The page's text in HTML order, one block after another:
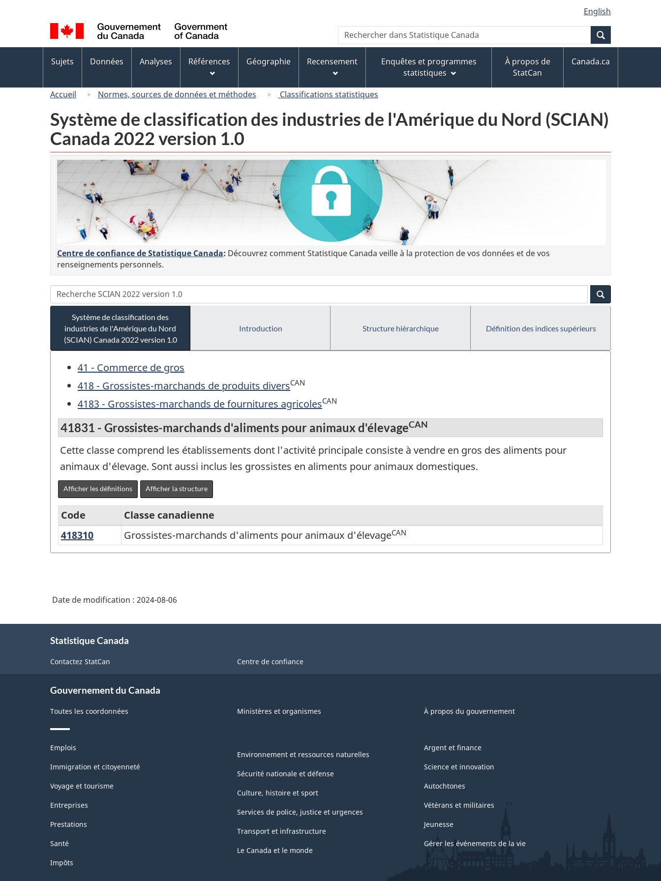
au
contenu
principal
« À
propos
de
ce
version
HTML
simplifiée
de
la
langue
English
Canada
Recherche
Rechercher
dans
Canada
des
Sujets Données Analyses Références Géographie Recensement
Enquêtes et programmes
statistiques
À propos de
StatCan
Canada.ca
Accueil Normes, sources de données et méthodes Classifications statistiques
Système de classification des industries de l'Amérique du Nord (SCIAN)
Canada 2022 version 1.0
Centre de confiance de Statistique Canada: Découvrez comment Statistique Canada veille à la protection de vos données et de vos
renseignements personnels.
Système de classification des
industries de l'Amérique du Nord
(SCIAN) Canada 2022 version 1.0
Introduction Structure hiérarchique Définition des indices supérieurs
41 - Commerce de gros
418 - Grossistes-marchands de produits diversCAN
4183 - Grossistes-marchands de fournitures agricolesCAN
41831 - Grossistes-marchands d'aliments pour animaux d'élevageCAN
Cette classe comprend les établissements dont l'activité principale consiste à vendre en gros des aliments pour
animaux d'élevage. Sont aussi inclus les grossistes en aliments pour animaux domestiques.
Afficher les définitions Afficher la structure
Système
de
industries
l'Amérique
Nord
2022
version
1.0
-
Structure
classification
Code
Classe canadienne
418310 Grossistes-
marchands
d'élevage
Grossistes-marchands d'aliments pour animaux d'élevageCAN
Date de modification : 2024-08-06
Statistique Canada
Contactez StatCan Centre de confiance
Gouvernement du Canada
Toutes les coordonnées Ministères et organismes À propos du gouvernement
Thèmes
sujets
Emplois
Immigration et citoyenneté
Voyage et tourisme
Entreprises
Prestations
Santé
Impôts
Environnement et ressources naturelles
Sécurité nationale et défense
Culture, histoire et sport
Services de police, justice et urgences
Transport et infrastructure
Le Canada et le monde
Argent et finance
Science et innovation
Autochtones
Vétérans et militaires
Jeunesse
Gérer les événements de la vie